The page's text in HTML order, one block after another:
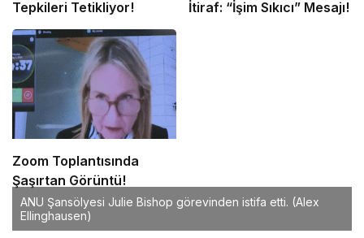
Tepkileri Tetikliyor!
İtiraf: “İşim Sıkıcı” Mesajı!
Zoom Toplantısında
Şaşırtan Görüntü!
ANU Şansölyesi Julie Bishop görevinden istifa etti. (Alex
Ellinghausen)